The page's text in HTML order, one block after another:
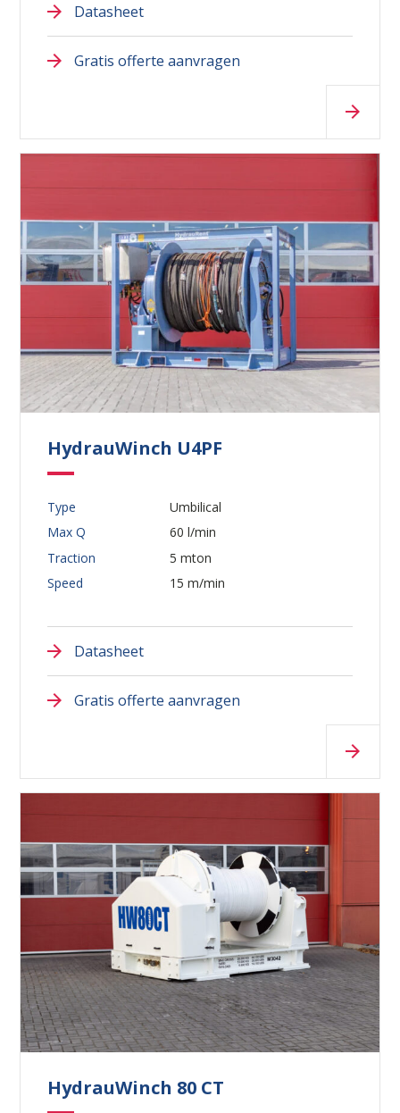
Datasheet
Gratis offerte aanvragen
HydrauWinch U4PF
Type
Umbilical
Max Q
60 l/min
Traction
5 mton
Speed
15 m/min
Datasheet
Gratis offerte aanvragen
HydrauWinch 80 CT